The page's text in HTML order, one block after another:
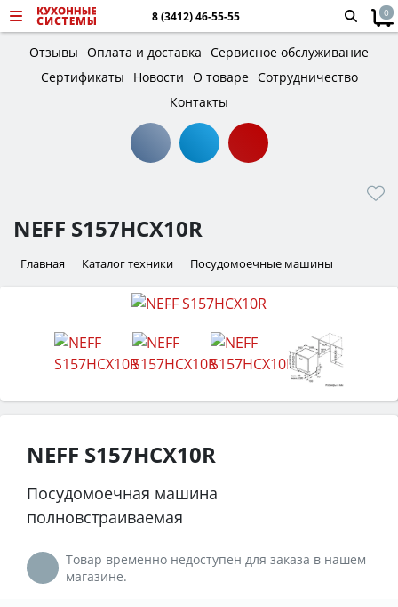
8 (3412) 46-55-55 0
Отзывы Оплата и доставка Сервисное обслуживание
Сертификаты
Новости О товаре Сотрудничество
Контакты
NEFF S157HCX10R
Главная Каталог техники Посудомоечные машины
NEFF S157HCX10R
Посудомоечная машина
полновстраиваемая
Товар временно недоступен для заказа в нашем
магазине.